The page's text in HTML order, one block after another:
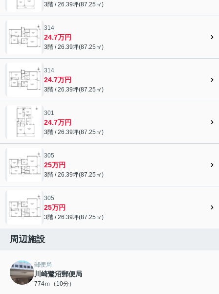
3階 / 26.39坪(87.25㎡)
314
24.7万円
3階 / 26.39坪(87.25㎡)
314
24.7万円
3階 / 26.39坪(87.25㎡)
301
24.7万円
3階 / 26.39坪(87.25㎡)
305
25万円
3階 / 26.39坪(87.25㎡)
305
25万円
3階 / 26.39坪(87.25㎡)
周辺施設
郵便局
川崎鷺沼郵便局
774ｍ（10分）